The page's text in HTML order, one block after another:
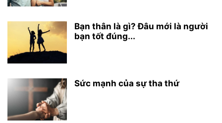
Bạn thân là gì? Đâu mới là người
bạn tốt đúng...
Sức mạnh của sự tha thứ